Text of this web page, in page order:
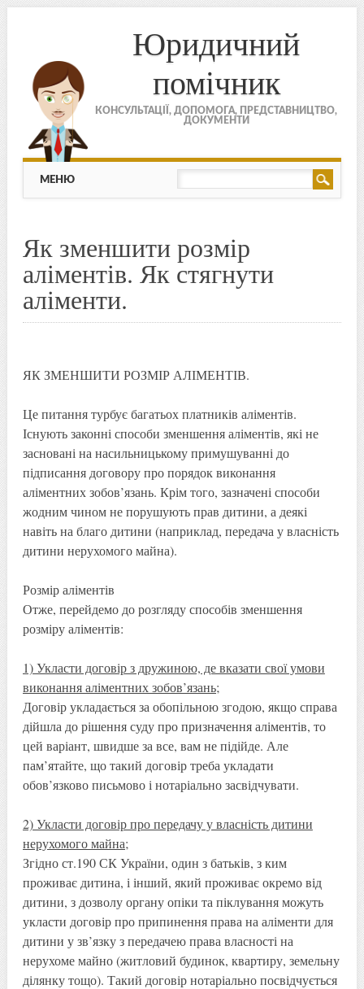
Юридичний
помічник
КОНСУЛЬТАЦІЇ, ДОПОМОГА, ПРЕДСТАВНИЦТВО,
ДОКУМЕНТИ
МЕНЮ
Skip to content
МЕНЮ
Як зменшити розмір
аліментів. Як стягнути
аліменти.
ЯК ЗМЕНШИТИ РОЗМІР АЛІМЕНТІВ.
Це питання турбує багатьох платників аліментів.
Існують законні способи зменшення аліментів, які не
засновані на насильницькому примушуванні до
підписання договору про порядок виконання
аліментних зобов’язань. Крім того, зазначені способи
жодним чином не порушують прав дитини, а деякі
навіть на благо дитини (наприклад, передача у власність
дитини нерухомого майна).
Розмір аліментів
Отже, перейдемо до розгляду способів зменшення
розміру аліментів:
1) Укласти договір з дружиною, де вказати свої умови
виконання аліментних зобов’язань;
Договір укладається за обопільною згодою, якщо справа
дійшла до рішення суду про призначення аліментів, то
цей варіант, швидше за все, вам не підійде. Але
пам’ятайте, що такий договір треба укладати
обов’язково письмово і нотаріально засвідчувати.
2) Укласти договір про передачу у власність дитини
нерухомого майна;
Згідно ст.190 СК України, один з батьків, з ким
проживає дитина, і інший, який проживає окремо від
дитини, з дозволу органу опіки та піклування можуть
укласти договір про припинення права на аліменти для
дитини у зв’язку з передачею права власності на
нерухоме майно (житловий будинок, квартиру, земельну
ділянку тощо). Такий договір нотаріально посвідчується